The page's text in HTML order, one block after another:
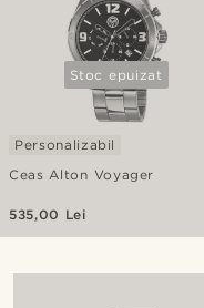
Stoc epuizat
Ceas Alton Voyager
Personalizabil
535,00 Lei